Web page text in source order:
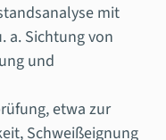
mit
a. Sichtung von
und
etwa zur
Schweißeignung